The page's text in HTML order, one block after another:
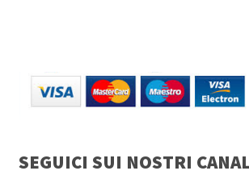
SEGUICI SUI NOSTRI